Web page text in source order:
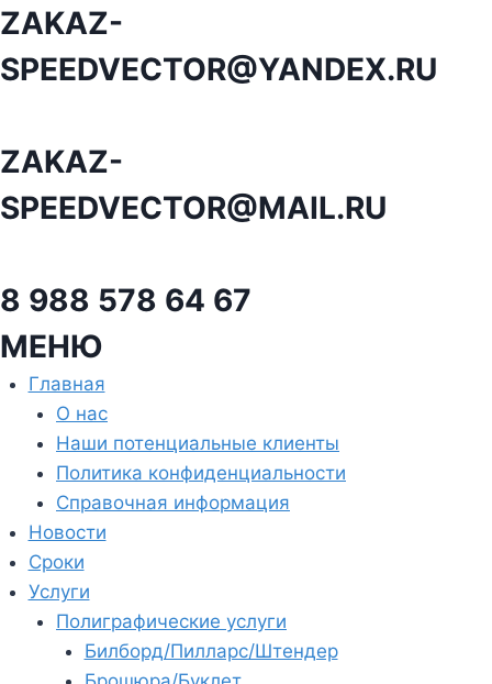
Перейти
содержанию
ZAKAZ-
SPEEDVECTOR@YANDEX.RU
ZAKAZ-
SPEEDVECTOR@MAIL.RU
8 988 578 64 67
МЕНЮ
Главная
О нас
Наши потенциальные клиенты
Политика конфиденциальности
Справочная информация
Новости
Сроки
Услуги
Полиграфические услуги
Билборд/Пилларс/Штендер